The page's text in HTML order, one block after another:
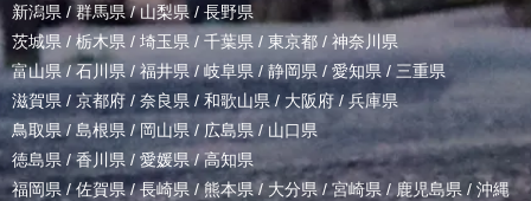
新潟県 /群馬県/山梨県 / 長野県
茨城県 / 栃木県 / 埼玉県 / 千葉県 / 東京都 / 神奈川県
富山県 /石川県/福井県/岐阜県 / 静岡県 / 愛知県 / 三重県
滋賀県 / 京都府 / 奈良県 / 和歌山県/ 大阪府 /兵庫県
鳥取県/ 島根県 /岡山県/ 広島県 / 山口県
徳島県 /香川県 / 愛媛県/高知県
福岡県/佐賀県/長崎県 /熊本県/ 大分県/宮崎県 /鹿児島県 / 沖縄